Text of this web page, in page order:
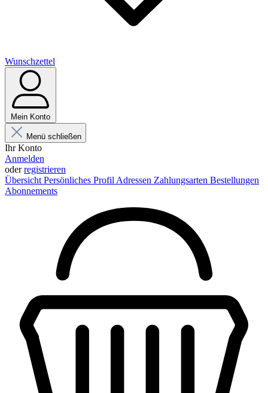
Wunschzettel
Mein Konto
Menü schließen
Ihr Konto
Anmelden
oderregistrieren
Übersicht Persönliches Profil Adressen Zahlungsarten Bestellungen
Abonnements